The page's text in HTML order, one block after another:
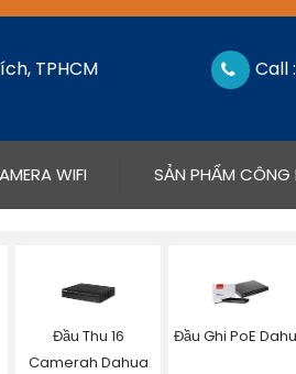
TPHCM Call
WIFI SẢN PHẨM CÔNG
Đầu Thu 16
Camerah Dahua
Đầu Ghi PoE